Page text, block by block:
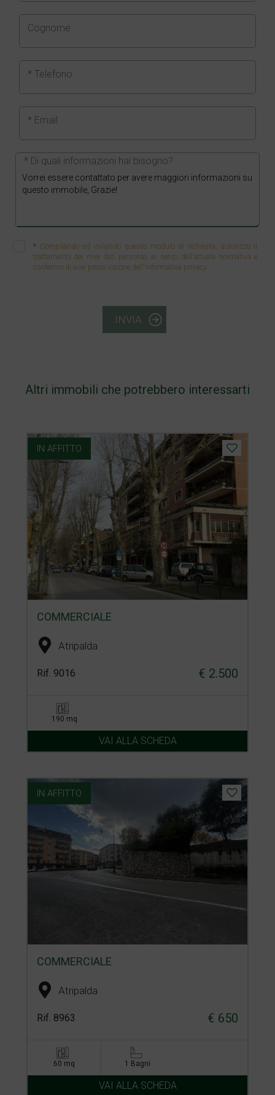
Cognome
* Telefono
* Email
* Di quali informazioni hai bisogno?
* Compilando ed inviando questo modulo di richiesta, autorizzo il
trattamento dei miei dati personali ai sensi dell'attuale normativa e
confermo di aver preso visione dell'informativa privacy.
INVIA
Altri immobili che potrebbero interessarti
IN AFFITTO
COMMERCIALE
Atripalda
Rif. 9016 € 2.500
190 mq
VAI ALLA SCHEDA
IN AFFITTO
COMMERCIALE
Atripalda
Rif. 8963 € 650
60 mq 1 Bagni
VAI ALLA SCHEDA